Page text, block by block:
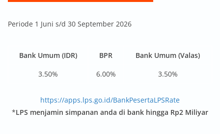
Periode 1 Juni s/d 30 September 2026
Bank Umum (IDR) BPR
Bank Umum (Valas)
3.50%
6.00% 3.50%
https://apps.lps.go.id/BankPesertaLPSRate
*LPS menjamin simpanan anda di bank hingga Rp2 Miliyar